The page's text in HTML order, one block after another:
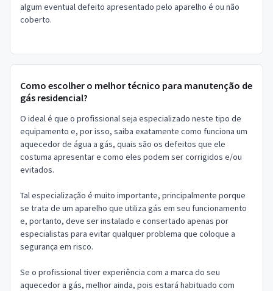
algum eventual defeito apresentado pelo aparelho é ou não
coberto.
Como escolher o melhor técnico para manutenção de
gás residencial?
O ideal é que o profissional seja especializado neste tipo de
equipamento e, por isso, saiba exatamente como funciona um
aquecedor de água a gás, quais são os defeitos que ele
costuma apresentar e como eles podem ser corrigidos e/ou
evitados.
Tal especialização é muito importante, principalmente porque
se trata de um aparelho que utiliza gás em seu funcionamento
e, portanto, deve ser instalado e consertado apenas por
especialistas para evitar qualquer problema que coloque a
segurança em risco.
Se o profissional tiver experiência com a marca do seu
aquecedor a gás, melhor ainda, pois estará habituado com